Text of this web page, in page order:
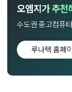
오엠지가 추천
수도권 중고컴퓨
루나텍 홈페